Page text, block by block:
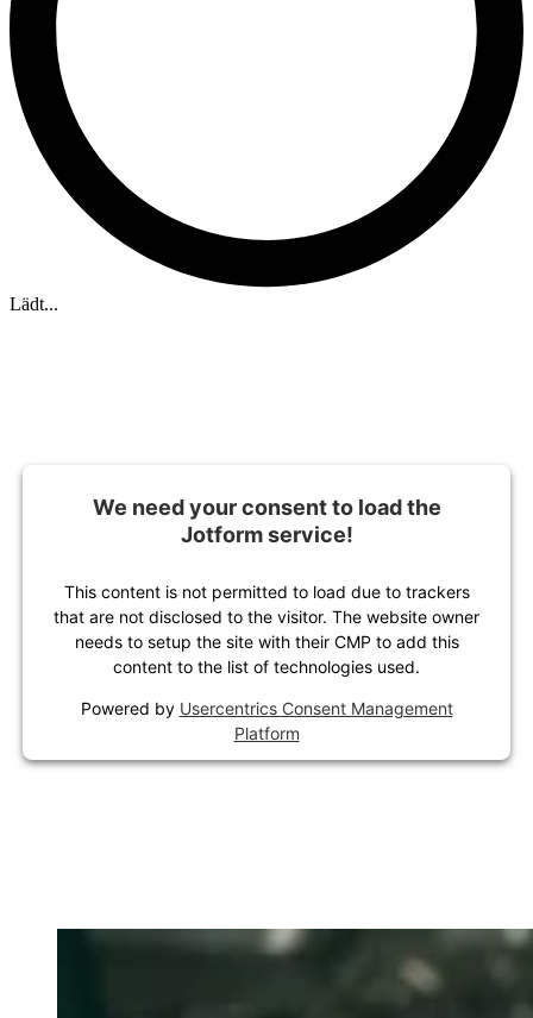
Lädt...
We need your consent to load the
Jotform service!
This content is not permitted to load due to trackers
that are not disclosed to the visitor. The website owner
needs to setup the site with their CMP to add this
content to the list of technologies used.
Powered by Usercentrics Consent Management
Platform